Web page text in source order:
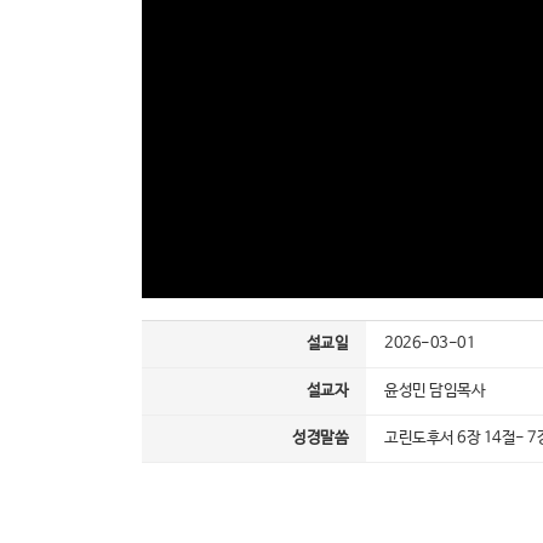
설교일 2026-03-01
설교자 윤성민 담임목사
성경말씀 고린도후서 6장 14절- 7